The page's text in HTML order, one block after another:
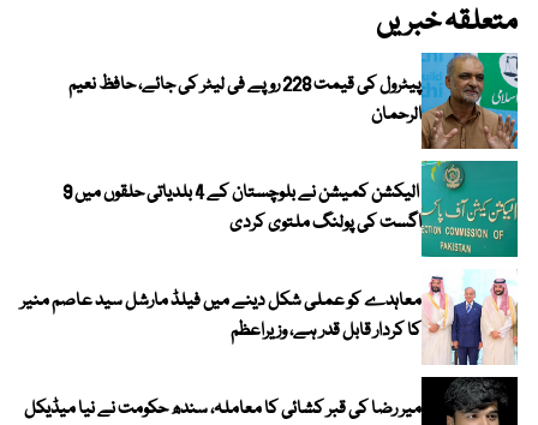
متعلقہ خبریں
پیٹرول کی قیمت 228 روپے فی لیٹر کی جائے، حافظ نعیم
الرحمان
الیکشن کمیشن نے بلوچستان کے 4 بلدیاتی حلقوں میں 9
اگست کی پولنگ ملتوی کردی
معاہدے کو عملی شکل دینے میں فیلڈ مارشل سید عاصم منیر
کا کردار قابل قدر ہے، وزیراعظم
میر رضا کی قبر کشائی کا معاملہ، سندھ حکومت نے نیا میڈیکل